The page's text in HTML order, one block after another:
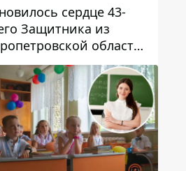
сердце 43-
Защитника из
области
Зинченко